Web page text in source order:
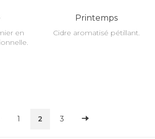
en
Printemps
Cidre aromatisé pétillant.
1 2 3